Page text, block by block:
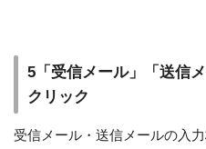
5「受信メール」「送信
クリック
受信メール・送信メールの入